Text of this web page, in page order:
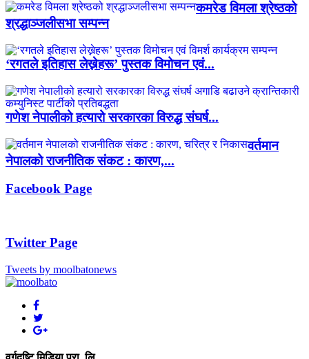
कमरेड विमला श्रेष्ठको
श्रद्धाञ्जलीसभा सम्पन्न
‘रगतले इतिहास लेख्नेहरू’ पुस्तक विमोचन एवं...
गणेश नेपालीको हत्यारो सरकारका विरुद्ध संघर्ष...
वर्तमान
नेपालको राजनीतिक संकट : कारण,...
Facebook Page
Twitter Page
Tweets by moolbatonews